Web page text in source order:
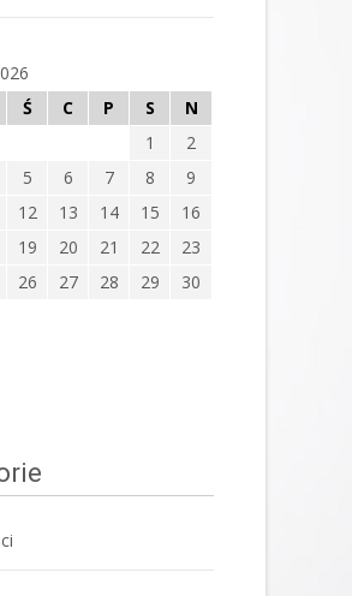
Ś C P S
N
1
2
5 6 7 8
9
12 13 14 15
16
19 20 21 22
23
26 27 28 29
30